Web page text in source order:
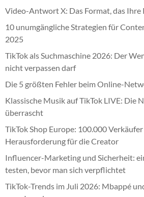
Video-Antwort X: Das Format, das
10 unumgängliche Strategien für
2025
TikTok als Suchmaschine 2026: Der
nicht verpassen darf
Die 5 größten Fehler beim Online-
Klassische Musik auf TikTok LIVE: Die
überrascht
TikTok Shop Europe: 100.000
Herausforderung für die Creator
Influencer-Marketing und Sicherheit:
testen, bevor man sich verpflichtet
TikTok-Trends im Juli 2026: Mbappé